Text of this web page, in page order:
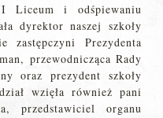
Liceum i odśpiewaniu
dyrektor naszej szkoły
zastępczyni Prezydenta
przewodnicząca Rady
oraz prezydent szkoły
wzięła również pani
przedstawiciel organu